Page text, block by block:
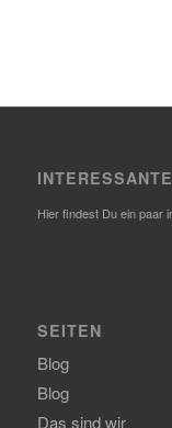
Hier findest Du ein paar
SEITEN
Blog
Blog
Das sind wir